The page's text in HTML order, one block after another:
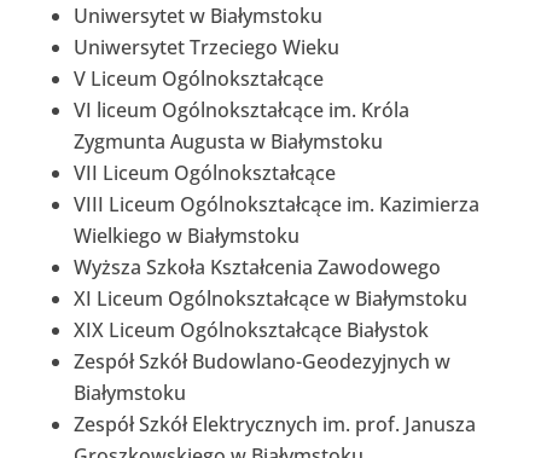
Uniwersytet w Białymstoku
Uniwersytet Trzeciego Wieku
V Liceum Ogólnokształcące
VI liceum Ogólnokształcące im. Króla
Zygmunta Augusta w Białymstoku
VII Liceum Ogólnokształcące
VIII Liceum Ogólnokształcące im. Kazimierza
Wielkiego w Białymstoku
Wyższa Szkoła Kształcenia Zawodowego
XI Liceum Ogólnokształcące w Białymstoku
XIX Liceum Ogólnokształcące Białystok
Zespół Szkół Budowlano-Geodezyjnych w
Białymstoku
Zespół Szkół Elektrycznych im. prof. Janusza